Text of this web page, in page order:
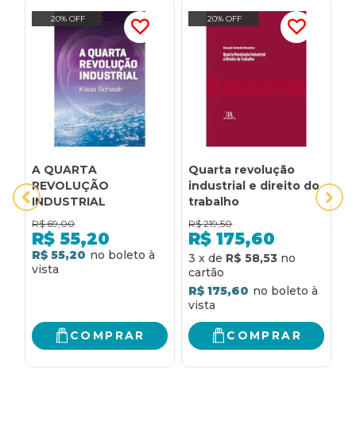
20% OFF
A QUARTA
REVOLUÇÃO
INDUSTRIAL
R$ 69,00
R$ 55,20
R$ 55,20
COMPRAR
20% OFF
Quarta revolução
industrial e direito do
trabalho
R$ 219,50
R$ 175,60
3 x de R$ 58,53
R$ 175,60
COMPRAR